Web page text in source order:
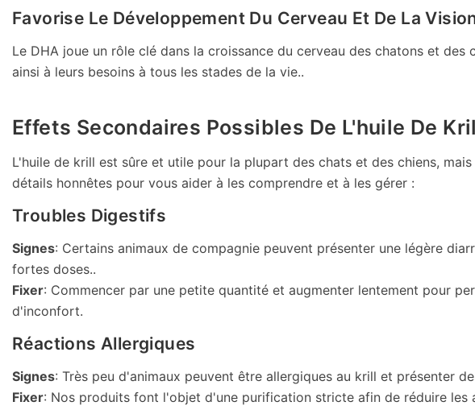
Favorise Le Développement Du Cerveau Et De La
Le DHA joue un rôle clé dans la croissance du cerveau des chatons et des
ainsi à leurs besoins à tous les stades de la vie..
Effets Secondaires Possibles De L'huile De
L'huile de krill est sûre et utile pour la plupart des chats et des chiens,
détails honnêtes pour vous aider à les comprendre et à les gérer :
Troubles Digestifs
Signes: Certains animaux de compagnie peuvent présenter une légère
fortes doses..
Fixer: Commencer par une petite quantité et augmenter lentement pour
d'inconfort.
Réactions Allergiques
Signes: Très peu d'animaux peuvent être allergiques au krill et présenter
Fixer: Nos produits font l'objet d'une purification stricte afin de réduire les